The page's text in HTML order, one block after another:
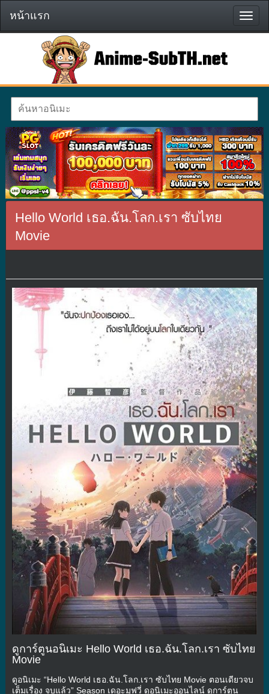
หน้า
แรก
หน้าแรก
Hello World เธอ.ฉัน.โลก.เรา ซับไทย
Movie
ดูการ์ตูนอนิเมะ Hello World เธอ.ฉัน.โลก.เรา ซับไทย
Movie
ดูอนิเมะ “Hello World เธอ.ฉัน.โลก.เรา ซับไทย Movie ตอนเดียวจบ
เต็มเรื่อง จบแล้ว” Season เดอะมูฟวี่ ดูอนิเมะออนไลน์ ดูการ์ตูน